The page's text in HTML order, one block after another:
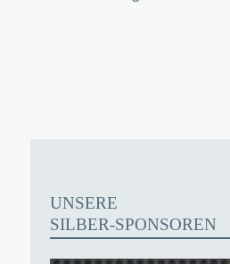
UNSERE
SILBER-SPONSOREN